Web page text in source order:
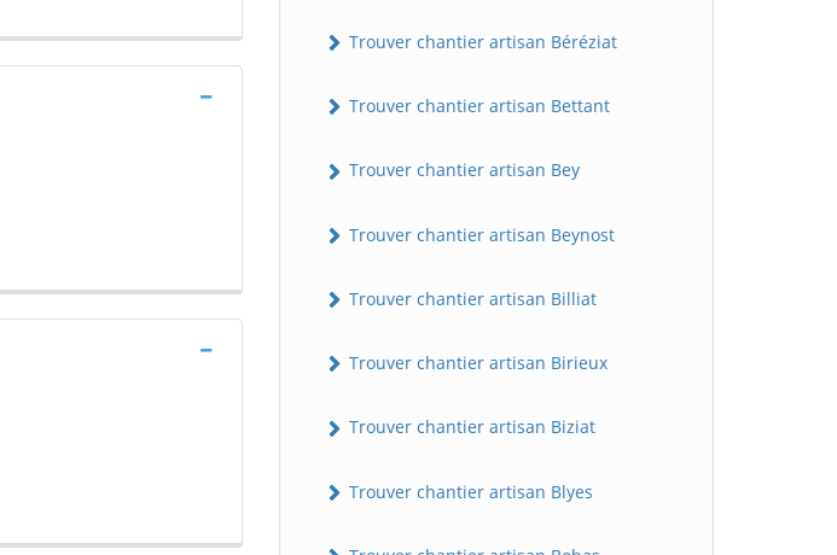
Trouver chantier artisan Béréziat
Trouver chantier artisan Bettant
Trouver chantier artisan Bey
Trouver chantier artisan Beynost
Trouver chantier artisan Billiat
Trouver chantier artisan Birieux
Trouver chantier artisan Biziat
Trouver chantier artisan Blyes